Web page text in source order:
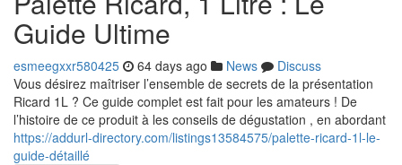
Guide Ultime
esmeegxxr580425 64 days ago News
Discuss
Vous désirez maîtriser l’ensemble de secrets de la présentation
Ricard 1L ? Ce guide complet est fait pour les amateurs ! De
l’histoire de ce produit à les conseils de dégustation , en abordant
https://addurl-directory.com/listings13584575/palette-ricard-1l-le-
guide-détaillé